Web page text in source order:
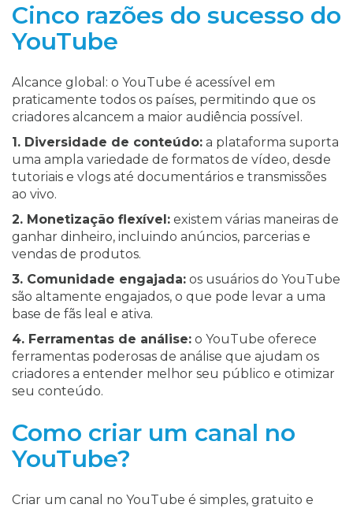
Cinco razões do sucesso do
YouTube
Alcance global: o YouTube é acessível em
praticamente todos os países, permitindo que os
criadores alcancem a maior audiência possível.
1. Diversidade de conteúdo: a plataforma suporta
uma ampla variedade de formatos de vídeo, desde
tutoriais e vlogs até documentários e transmissões
ao vivo.
2. Monetização flexível: existem várias maneiras de
ganhar dinheiro, incluindo anúncios, parcerias e
vendas de produtos.
3. Comunidade engajada: os usuários do YouTube
são altamente engajados, o que pode levar a uma
base de fãs leal e ativa.
4. Ferramentas de análise: o YouTube oferece
ferramentas poderosas de análise que ajudam os
criadores a entender melhor seu público e otimizar
seu conteúdo.
Como criar um canal no
YouTube?
Criar um canal no YouTube é simples, gratuito e